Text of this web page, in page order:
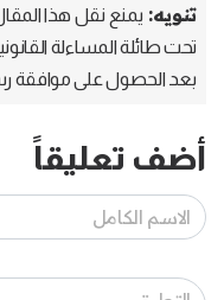
تنويه: يمنع نقل هذا
تحت طائلة المساءلة
بعد الحصول على موافقة
أضف تعليقاً